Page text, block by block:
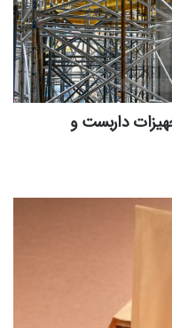
داربست و